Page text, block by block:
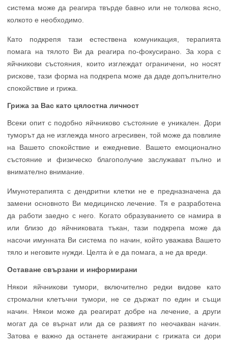
система може да реагира твърде бавно или не толкова ясно,
колкото е необходимо.
Като подкрепя тази естествена комуникация, терапията
помага на тялото Ви да реагира по-фокусирано. За хора с
яйчникови състояния, които изглеждат ограничени, но носят
рискове, тази форма на подкрепа може да даде допълнително
спокойствие и грижа.
Грижа за Вас като цялостна личност
Всеки опит с подобно яйчниково състояние е уникален. Дори
туморът да не изглежда много агресивен, той може да повлияе
на Вашето спокойствие и ежедневие. Вашето емоционално
състояние и физическо благополучие заслужават пълно и
внимателно внимание.
Имунотерапията с дендритни клетки не е предназначена да
замени основното Ви медицинско лечение. Тя е разработена
да работи заедно с него. Когато образуванието се намира в
или близо до яйчниковата тъкан, тази подкрепа може да
насочи имунната Ви система по начин, който уважава Вашето
тяло и неговите нужди. Целта ѝ е да помага, а не да вреди.
Оставане свързани и информирани
Някои яйчникови тумори, включително редки видове като
стромални клетъчни тумори, не се държат по един и същи
начин. Някои може да реагират добре на лечение, а други
могат да се върнат или да се развият по неочакван начин.
Затова е важно да останете ангажирани с грижата си дори